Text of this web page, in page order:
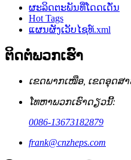
ຜະລິດຕະພັນທີ່ໂດດເດັ່ນ
Hot Tags
ແຜນຜັງເວັບໄຊທ໌.xml
ຕິດຕໍ່ພວກເຮົາ
ເຂດ​ພາກ​ເໜືອ, ເຂດ​ອຸດ​ສາ​
ໂທຫາພວກເຮົາດຽວນີ້:
0086-13673182879
frank@cnzheps.com